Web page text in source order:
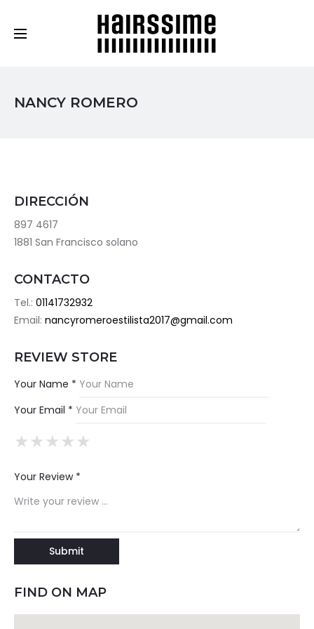
NANCY ROMERO
DIRECCIÓN
897 4617
1881 San Francisco solano
CONTACTO
Tel.: 01141732932
Email: nancyromeroestilista2017@gmail.com
REVIEW STORE
Your Name *
Your Email *
★
★★
★★★
★★★★
★★★★★
Your Review *
FIND ON MAP